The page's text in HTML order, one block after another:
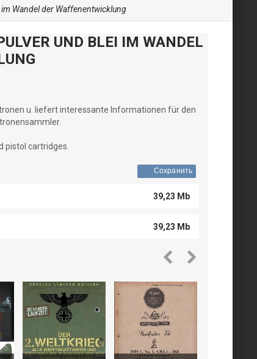
Wandel der Waffenentwicklung
UND BLEI IM WANDEL
u. liefert interessante Informationen für den
pistol cartridges.
Сохранить
39,23 Mb
39,23 Mb